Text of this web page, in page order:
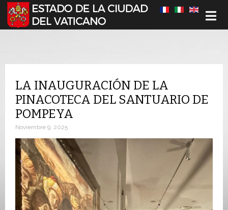
Seleccione su idioma
LA INAUGURACIÓN DE LA
PINACOTECA DEL SANTUARIO DE
POMPEYA
Noviembre 9, 2025